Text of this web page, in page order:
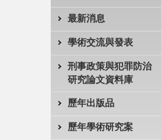
最新消息
學術交流與發表
刑事政策與犯罪防治
研究論文資料庫
歷年出版品
歷年學術研究案